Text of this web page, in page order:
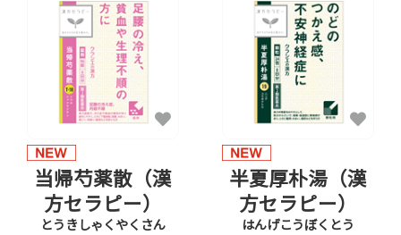
当帰芍薬散（漢
方セラピー）
とうきしゃくやくさん
半夏厚朴湯（漢
方セラピー）
はんげこうぼくとう